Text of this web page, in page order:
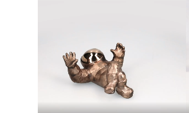
Gesamtheit als Art und irdische
Ethnie, Geschlecht oder religiöser
Aufklärung und Fortschritt steht.
Das macht ihn trotz einer noch jungen
Menschen, zu einem Helden, der unter
Licht ins Dunkel existenzieller Fragen zu
Verleiht ihm der Anblick von